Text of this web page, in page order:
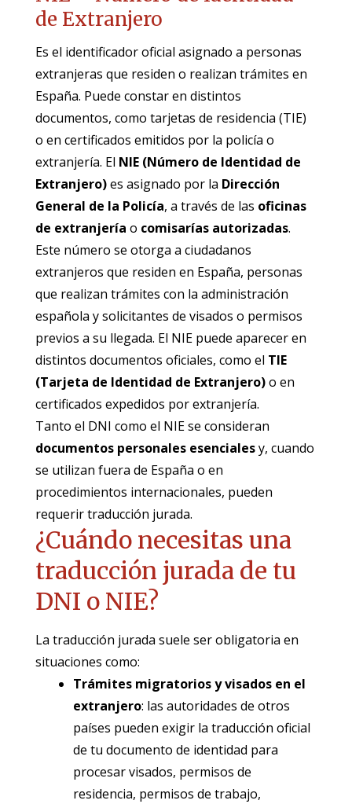
de Extranjero
Es el identificador oficial asignado a personas
extranjeras que residen o realizan trámites en
España. Puede constar en distintos
documentos, como tarjetas de residencia (TIE)
o en certificados emitidos por la policía o
extranjería. El NIE (Número de Identidad de
Extranjero)es asignado por la Dirección
General de la Policía, a través de las oficinas
de extranjería o comisarías autorizadas.
Este número se otorga a ciudadanos
extranjeros que residen en España, personas
que realizan trámites con la administración
española y solicitantes de visados o permisos
previos a su llegada. El NIE puede aparecer en
distintos documentos oficiales, como el TIE
(Tarjeta de Identidad de Extranjero)o en
certificados expedidos por extranjería.
Tanto el DNI como el NIE se consideran
documentos personales esencialesy, cuando
se utilizan fuera de España o en
procedimientos internacionales, pueden
requerir traducción jurada.
¿Cuándo necesitas una
traducción jurada de tu
DNI o NIE?
La traducción jurada suele ser obligatoria en
situaciones como:
Trámites migratorios y visados en el
extranjero: las autoridades de otros
países pueden exigir la traducción oficial
de tu documento de identidad para
procesar visados, permisos de
residencia, permisos de trabajo,